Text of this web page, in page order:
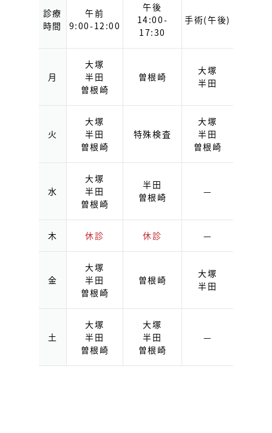
診療
時間
午前
9:00-12:00
午後
14:00-
17:30
手術(午後)
月
大塚
半田
曽根崎
曽根崎
大塚
半田
火
大塚
半田
曽根崎
特殊検査
大塚
半田
曽根崎
水
大塚
半田
曽根崎
半田
曽根崎
—
木 休診 休診 —
金
大塚
半田
曽根崎
曽根崎
大塚
半田
土
大塚
半田
曽根崎
大塚
半田
曽根崎
—